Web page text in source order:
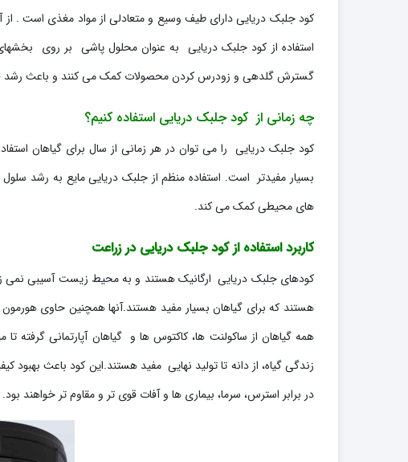
کود جلبک دریایی دارای طیف وسیع و متعادلی از مواد مغذی است .
استفاده از کود جلبک دریایی به عنوان محلول پاشی بر روی
گسترش گلدهی و زودرس کردن محصولات کمک می کنند و باعث رشد
چه زمانی از کود جلبک دریایی استفاده کنیم؟
کود جلبک دریایی را می توان در هر زمانی از سال برای گیاهان
بسیار مفیدتر است. استفاده منظم از جلبک دریایی مایع به رشد
های محیطی کمک می کند.
کاربرد استفاده از کود جلبک دریایی در زراعت
کودهای جلبک دریایی ارگانیک هستند و به محیط زیست آسیبی نمی
هستند که برای گیاهان بسیار مفید هستند.آنها همچنین حاوی
همه گیاهان از ساکولنت ها، کاکتوس ها و گیاهان آپارتمانی گرفته
زندگی گیاه، از دانه تا تولید نهایی مفید هستند.این کود باعث
در برابر استرس، سرما، بیماری ها و آفات قوی تر و مقاوم تر خواهند بود.